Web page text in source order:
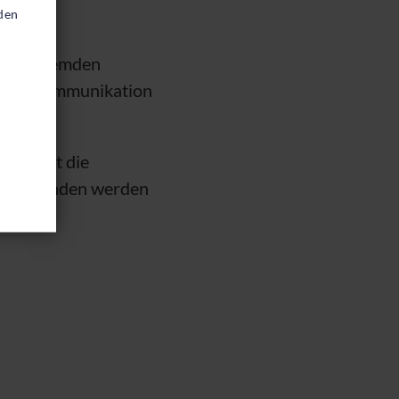
fremden
die Kommunikation
zeigt die
werden